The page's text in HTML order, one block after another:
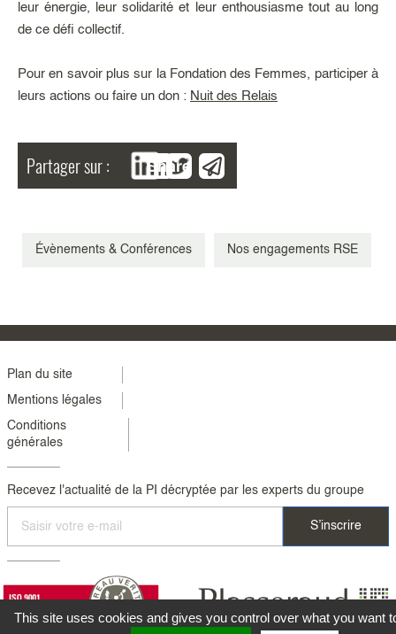
leur énergie, leur solidarité et leur enthousiasme tout au long
de ce défi collectif.
Pour en savoir plus sur la Fondation des Femmes, participer à
leurs actions ou faire un don : Nuit des Relais
Partager sur : Share
Évènements & Conférences Nos engagements RSE
Menu
footer
colonne
2
Plan du site
Mentions légales
Conditions
générales
Recevez l'actualité de la PI décryptée par les experts du groupe
This site uses cookies and gives you control over what you want